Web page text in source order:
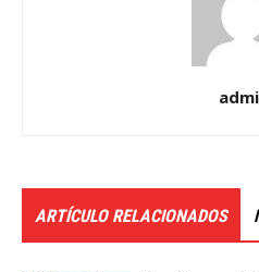
ARTÍCULO RELACIONADOS